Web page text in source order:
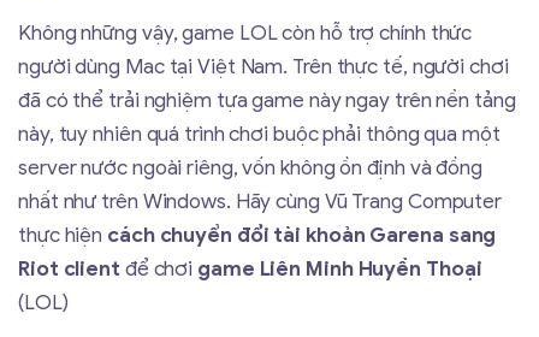
Không những vậy, game LOL còn hỗ trợ chính thức
người dùng Mac tại Việt Nam. Trên thực tế, người chơi
đã có thể trải nghiệm tựa game này ngay trên nền tảng
này, tuy nhiên quá trình chơi buộc phải thông qua một
server nước ngoài riêng, vốn không ồn định và đồng
nhất như trên Windows. Hãy cùng Vũ Trang Computer
thực hiện cách chuyển đổi tài khoản Garena sang
Riot client để chơi game Liên Minh Huyền Thoại
(LOL)